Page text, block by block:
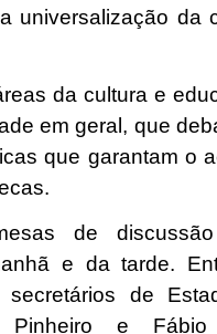
universalização da
da cultura e
em geral, que
que garantam o
de
e da tarde.
secretários de
e Fábio